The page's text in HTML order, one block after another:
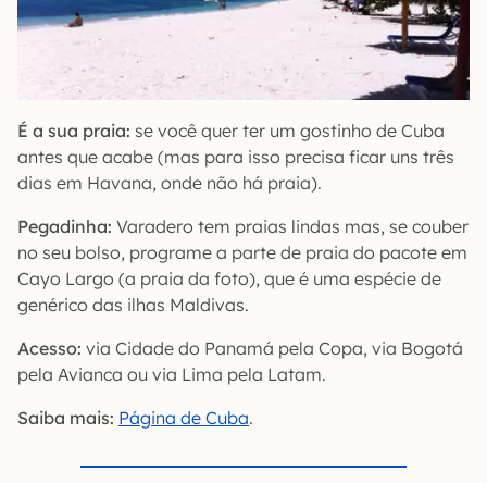
É a sua praia: se você quer ter um gostinho de Cuba
antes que acabe (mas para isso precisa ficar uns três
dias em Havana, onde não há praia).
Pegadinha: Varadero tem praias lindas mas, se couber
no seu bolso, programe a parte de praia do pacote em
Cayo Largo (a praia da foto), que é uma espécie de
genérico das ilhas Maldivas.
Acesso: via Cidade do Panamá pela Copa, via Bogotá
pela Avianca ou via Lima pela Latam.
Saiba mais: Página de Cuba.